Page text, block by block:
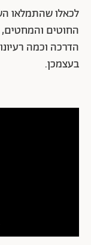
לכאלו שהתמלאו
החוטים והמחטים,
הדרכה וכמה
בעצמכן.